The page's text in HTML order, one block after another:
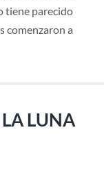
tiene parecido
comenzaron a
LUNA